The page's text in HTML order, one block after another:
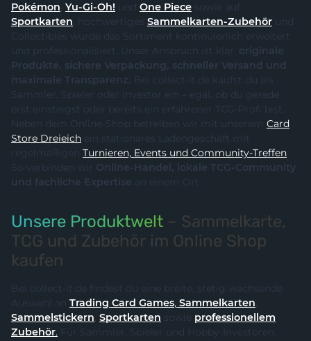
Pokémon, Yu-Gi-Oh! und One Piece sowie auf
Sportkarten , hochwertiges Sammelkarten-Zubehör
Collectibles wurde das Sortiment kontinuierlich erweitert
und professionalisiert. Unser Anspruch ist klar: originale
Produkte, sichere Verpackung, schneller Versand und
maximale Transparenz. Bei collect-it.de kaufst du als
Sammler, Spieler oder Investor ein – egal, ob du gerade
erst einsteigst oder bereits ein erfahrener TCG-Profi bist.
Neben dem Online-Shop betreiben wir mit unserem Card
Store Dreieich ein stationäres Ladengeschäft mit
regelmäßigen
Turnieren, Events und Community-Treffen.
So verbinden wir Online-Handel, lokale TCG-Community
und fachliche Expertise an einem Ort.
Unsere Produktwelt – Sammelkarte,
TCG und Zubehör im Online Shop
kaufen
Bei collect-it.de findest du eine breite, stetig wachsende
Auswahl an
Trading Card Games, Sammelkarten,
Sammelstickern, Sportkarten sowie professionellem
Zubehör. Für Sammler, Spieler und Hobby-Investoren.